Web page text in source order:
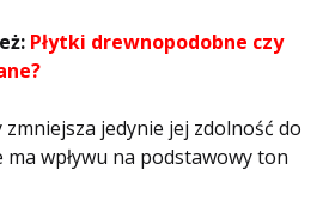
Płytki drewnopodobne czy
jedynie jej zdolność do
wpływu na podstawowy ton